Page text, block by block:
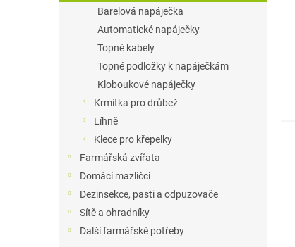
Barelová napáječka
Automatické napáječky
Topné kabely
Topné podložky k napáječkám
Kloboukové napáječky
Krmítka pro drůbež
Líhně
Klece pro křepelky
Farmářská zvířata
Domácí mazlíčci
Dezinsekce, pasti a odpuzovače
Sítě a ohradníky
Další farmářské potřeby